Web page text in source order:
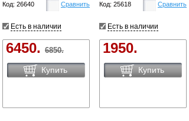
Код: 26640 Сравнить
Есть в наличии
6450. 6850.
Купить
Код: 25618 Сравнить
Есть в наличии
1950.
Купить